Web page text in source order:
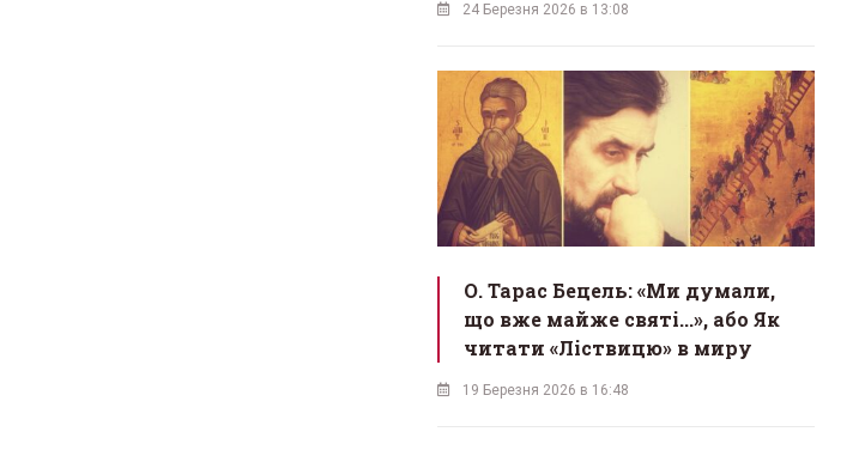
24 Березня 2026 в 13:08
О. Тарас Бецель: «Ми думали,
що вже майже святі...», або Як
читати «Ліствицю» в миру
19 Березня 2026 в 16:48